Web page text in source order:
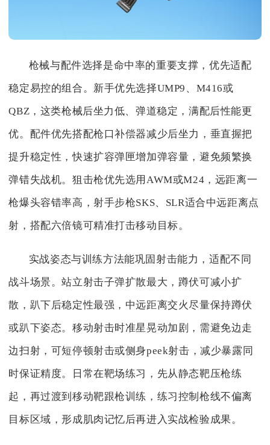
枪械与配件选择是命中率的重要支撑，优先适配
稳定易控的组合。新手优先选择UMP9、M416或
QBZ，这类枪械后坐力低、弹道稳定，满配后性能更
优。配件优先搭配枪口补偿器减少后坐力，垂直握把
提升稳定性，快速扩容弹匣增加弹容量，避免频繁换
弹错失战机。狙击枪优先选用AWM或M24，远距离一
枪爆头容错率高，射手步枪SKS、SLR适合中远距离点
射，搭配六倍镜可精准打击移动目标。
实战姿态与训练方法能巩固射击能力，适配不同
战斗场景。站立射击子弹扩散最大，蹲伏可减小扩
散，趴下后稳定性最强，中远距离交火尽量保持蹲伏
或趴下姿态。移动射击时准星晃动加剧，需避免边走
边扫射，可短停顿射击或侧身peek射击，减少暴露同
时保证精度。日常在靶场练习，先从静态靶压枪练
起，再过渡到移动靶跟枪训练，练习控制枪线不偏离
目标区域，形成肌肉记忆后再进入实战检验成果。